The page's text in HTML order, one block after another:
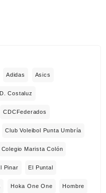
Adidas Asics
Costaluz
CDCFederados
Club Voleibol Punta Umbría
Colegio Marista Colón
Pinar El Puntal
Hoka One One Hombre